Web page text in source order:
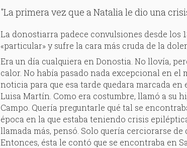
"La primera vez que a Natalia le dio una
La donostiarra padece convulsiones desde los
«particular» y sufre la cara más cruda de la
Era un día cualquiera en Donostia. No llovía,
calor. No había pasado nada excepcional en el
noticia para que esa tarde quedara marcada en
Luisa Martín. Como era costumbre, llamó a su
Campo. Quería preguntarle qué tal se
época en la que estaba teniendo crisis
llamada más, pensó. Solo quería cerciorarse de
Entonces, ésta le contó que se encontraba en